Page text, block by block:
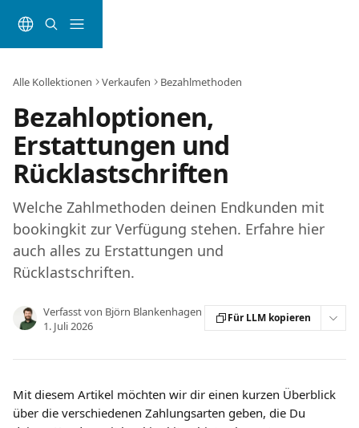
Alle Kollektionen Verkaufen Bezahlmethoden
Bezahloptionen,
Erstattungen und
Rücklastschriften
Welche Zahlmethoden deinen Endkunden mit
bookingkit zur Verfügung stehen. Erfahre hier
auch alles zu Erstattungen und
Rücklastschriften.
Verfasst von Björn Blankenhagen
1. Juli 2026
Für LLM kopieren
Mit diesem Artikel möchten wir dir einen kurzen Überblick
über die verschiedenen Zahlungsarten geben, die Du